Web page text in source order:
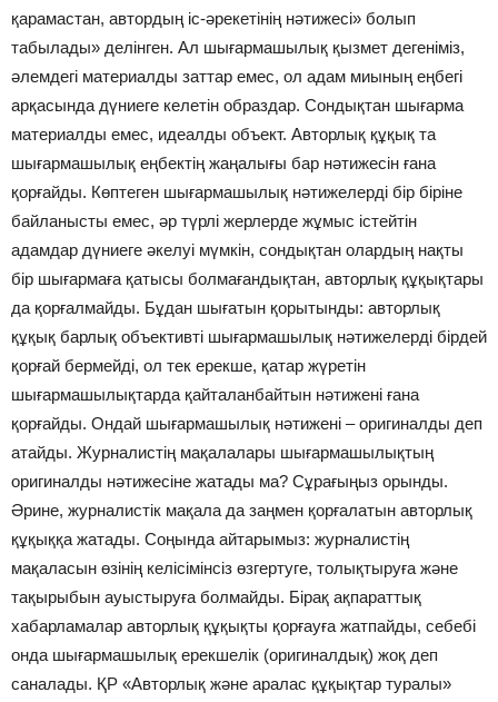
қарамастан, автордың іс-әрекетінің нәтижесі» болып
табылады» делінген. Ал шығармашылық қызмет дегеніміз,
әлемдегі материалды заттар емес, ол адам миының еңбегі
арқасында дүниеге келетін образдар. Сондықтан шығарма
материалды емес, идеалды объект. Авторлық құқық та
шығармашылық еңбектің жаңалығы бар нәтижесін ғана
қорғайды. Көптеген шығармашылық нәтижелерді бір біріне
байланысты емес, әр түрлі жерлерде жұмыс істейтін
адамдар дүниеге әкелуі мүмкін, сондықтан олардың нақты
бір шығармаға қатысы болмағандықтан, авторлық құқықтары
да қорғалмайды. Бұдан шығатын қорытынды: авторлық
құқық барлық объективті шығармашылық нәтижелерді бірдей
қорғай бермейді, ол тек ерекше, қатар жүретін
шығармашылықтарда қайталанбайтын нәтижені ғана
қорғайды. Ондай шығармашылық нәтижені – оригиналды деп
атайды. Журналистің мақалалары шығармашылықтың
оригиналды нәтижесіне жатады ма? Сұрағыңыз орынды.
Әрине, журналистік мақала да заңмен қорғалатын авторлық
құқыққа жатады. Соңында айтарымыз: журналистің
мақаласын өзінің келісімінсіз өзгертуге, толықтыруға және
тақырыбын ауыстыруға болмайды. Бірақ ақпараттық
хабарламалар авторлық құқықты қорғауға жатпайды, себебі
онда шығармашылық ерекшелік (оригиналдық) жоқ деп
саналады. ҚР «Авторлық және аралас құқықтар туралы»